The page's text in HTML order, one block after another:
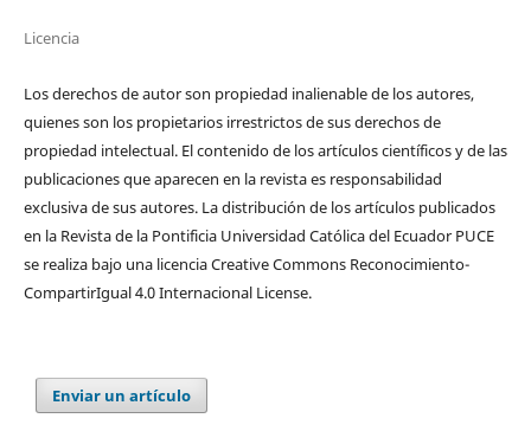
Licencia
Los derechos de autor son propiedad inalienable de los autores,
quienes son los propietarios irrestrictos de sus derechos de
propiedad intelectual. El contenido de los artículos científicos y de las
publicaciones que aparecen en la revista es responsabilidad
exclusiva de sus autores. La distribución de los artí­culos publicados
en la Revista de la Pontificia Universidad Católica del Ecuador PUCE
se realiza bajo una licencia Creative Commons Reconocimiento-
CompartirIgual 4.0 Internacional License.
Enviar un artículo